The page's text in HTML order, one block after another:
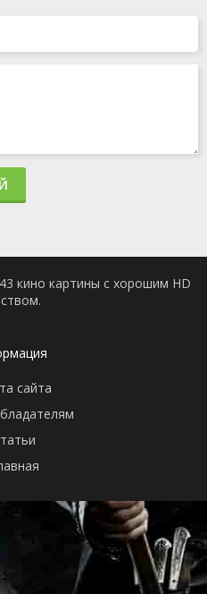
кино картины с хорошим HD
сайта